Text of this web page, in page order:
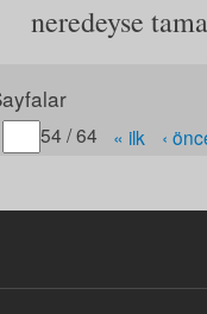
neredeyse
Gitmek istediğiniz
54 / 64 « ilk ‹